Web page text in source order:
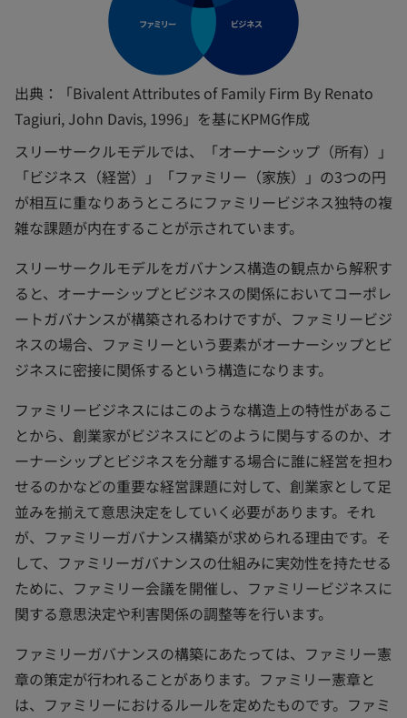
出典：「Bivalent Attributes of Family Firm By Renato
Tagiuri, John Davis, 1996」を基にKPMG作成
スリーサークルモデルでは、「オーナーシップ（所有）」
「ビジネス（経営）」「ファミリー（家族）」の3つの円
が相互に重なりあうところにファミリービジネス独特の複
雑な課題が内在することが示されています。
スリーサークルモデルをガバナンス構造の観点から解釈す
ると、オーナーシップとビジネスの関係においてコーポレ
ートガバナンスが構築されるわけですが、ファミリービジ
ネスの場合、ファミリーという要素がオーナーシップとビ
ジネスに密接に関係するという構造になります。
ファミリービジネスにはこのような構造上の特性があるこ
とから、創業家がビジネスにどのように関与するのか、オ
ーナーシップとビジネスを分離する場合に誰に経営を担わ
せるのかなどの重要な経営課題に対して、創業家として足
並みを揃えて意思決定をしていく必要があります。それ
が、ファミリーガバナンス構築が求められる理由です。そ
して、ファミリーガバナンスの仕組みに実効性を持たせる
ために、ファミリー会議を開催し、ファミリービジネスに
関する意思決定や利害関係の調整等を行います。
ファミリーガバナンスの構築にあたっては、ファミリー憲
章の策定が行われることがあります。ファミリー憲章と
は、ファミリーにおけるルールを定めたものです。ファミ